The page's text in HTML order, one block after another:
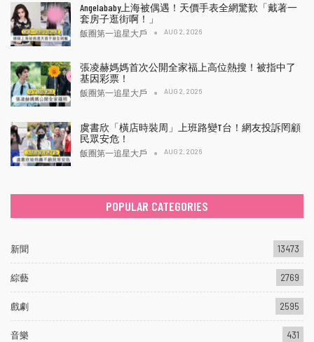
Angelababy上海被偶遇！天價手表全網驚歎「戴著一
套房子逛街啊！」
飯圈第一追星大戶 AUG 2, 2026
張凌赫媽媽首次公開全家福上高位熱搜！被指中了
基因彩票！
飯圈第一追星大戶 AUG 2, 2026
虞書欣「橫店時裝周」上班路變T台！網友投訴罔顧
民眾安危！
飯圈第一追星大戶 AUG 2, 2026
POPULAR CATEGORIES
新聞 13473
綜藝 2769
戲劇 2595
音樂 431